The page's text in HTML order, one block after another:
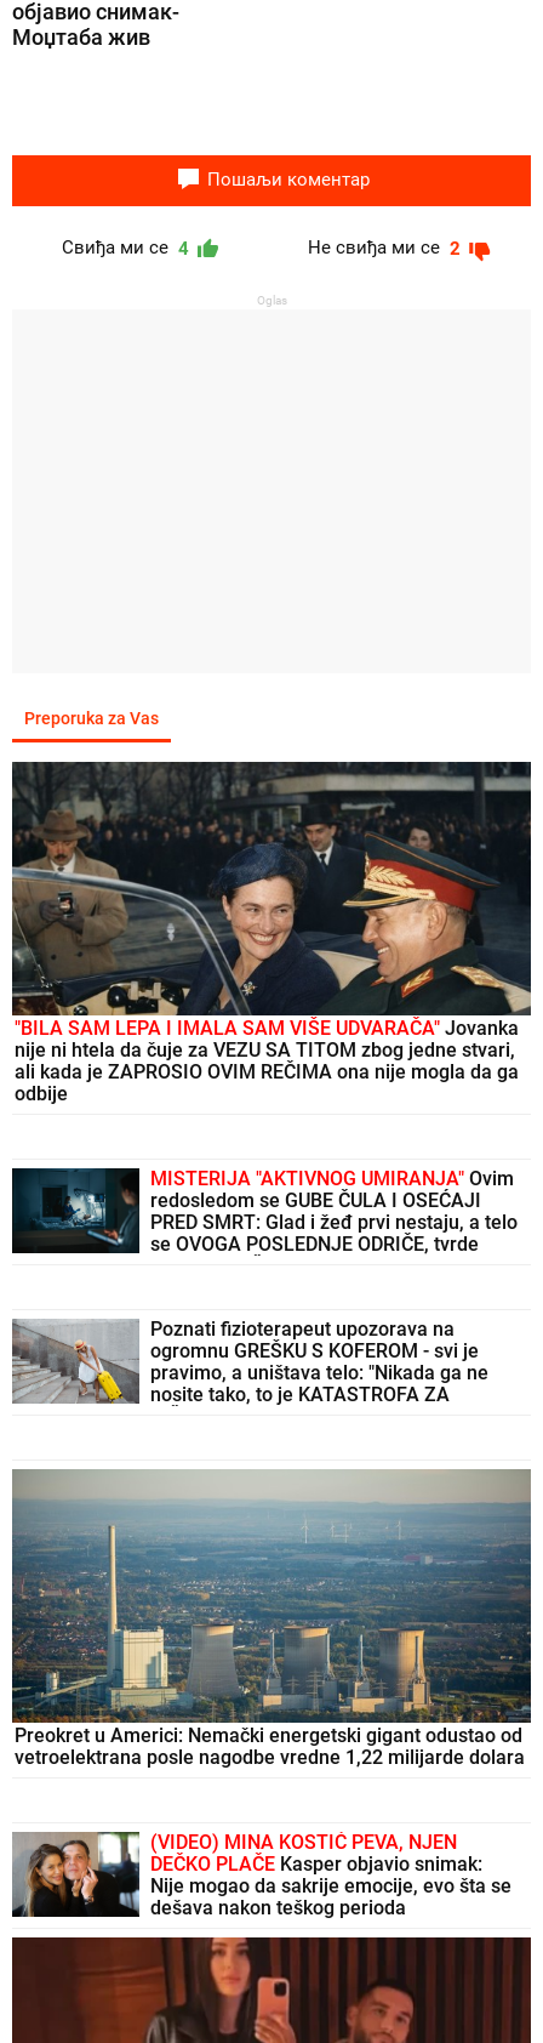
објавио снимак-
Моџтаба жив
Пошаљи коментар
Свиђа ми се 4 Не свиђа ми се 2
Oglas
Preporuka za Vas
"BILA SAM LEPA I IMALA SAM VIŠE UDVARAČA" Jovanka
nije ni htela da čuje za VEZU SA TITOM zbog jedne stvari,
ali kada je ZAPROSIO OVIM REČIMA ona nije mogla da ga
odbije
MISTERIJA "AKTIVNOG UMIRANJA" Ovim
redosledom se GUBE ČULA I OSEĆAJI
PRED SMRT: Glad i žeđ prvi nestaju, a telo
se OVOGA POSLEDNJE ODRIČE, tvrde
Poznati fizioterapeut upozorava na
ogromnu GREŠKU S KOFEROM - svi je
pravimo, a uništava telo: "Nikada ga ne
nosite tako, to je KATASTROFA ZA
Preokret u Americi: Nemački energetski gigant odustao od
vetroelektrana posle nagodbe vredne 1,22 milijarde dolara
(VIDEO) MINA KOSTIĆ PEVA, NJEN
DEČKO PLAČE Kasper objavio snimak:
Nije mogao da sakrije emocije, evo šta se
dešava nakon teškog perioda